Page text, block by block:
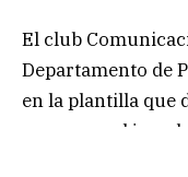
El club
Departamento de
en la plantilla que
a conocer el